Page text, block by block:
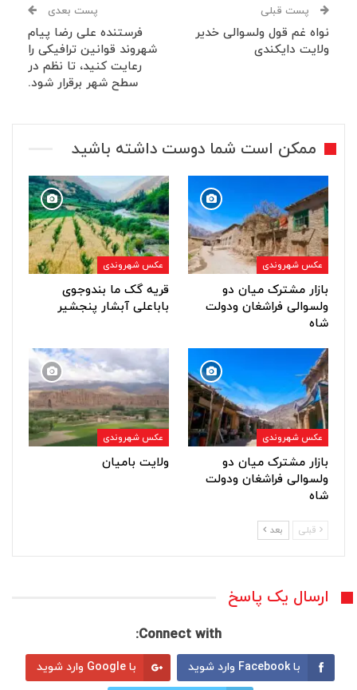
پست قبلی
نواه غم قول ولسوالی خدیر
ولایت دایکندی
پست بعدی
فرستنده علی رضا پیام
شهروند قوانین ترافیکی را
رعایت کنید، تا نظم در
سطح شهر برقرار شود.
ممکن است شما دوست داشته باشید
عکس شهروندی
بازار مشترک میان دو
ولسوالی فراشغان ودولت
شاه
عکس شهروندی
قریه گک ما بندوجوی
باباعلی آبشار پنجشیر
عکس شهروندی
بازار مشترک میان دو
ولسوالی فراشغان ودولت
شاه
عکس شهروندی
ولایت بامیان
قبلی بعد
ارسال یک پاسخ
Connect with:
با Facebook وارد شوید با Google وارد شوید